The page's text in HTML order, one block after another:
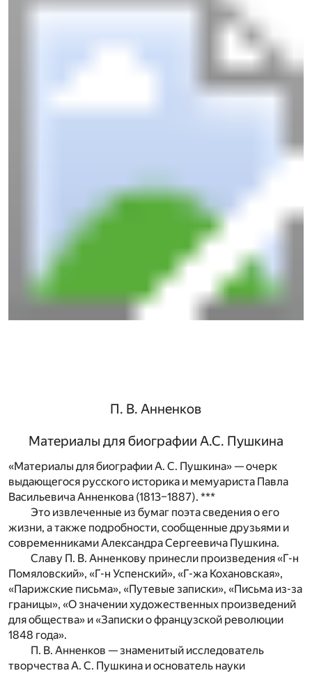
П. В. Анненков
Материалы для биографии А.С. Пушкина
«Материалы для биографии А. С. Пушкина» — очерк
выдающегося русского историка и мемуариста Павла
Васильевича Анненкова (1813–1887). ***
Это извлеченные из бумаг поэта сведения о его
жизни, а также подробности, сообщенные друзьями и
современниками Александра Сергеевича Пушкина.
Славу П. В. Анненкову принесли произведения «Г-н
Помяловский», «Г-н Успенский», «Г-жа Кохановская»,
«Парижские письма», «Путевые записки», «Письма из-за
границы», «О значении художественных произведений
для общества» и «Записки о французской революции
1848 года».
П. В. Анненков — знаменитый исследователь
творчества А. С. Пушкина и основатель науки